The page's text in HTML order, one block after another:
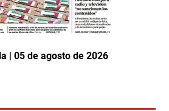
| 05 de agosto de 2026